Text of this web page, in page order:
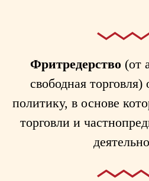
Фритредерство(от
свободная
политику, в основе
торговли и